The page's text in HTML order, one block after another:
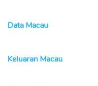
Data Macau
Keluaran Macau